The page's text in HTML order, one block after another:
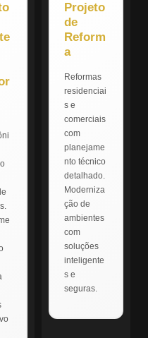
Projeto
de
Reform
a
Reformas
residenciai
s e
comerciais
com
planejame
nto técnico
detalhado.
Moderniza
ção de
ambientes
com
soluções
inteligente
s e
seguras.